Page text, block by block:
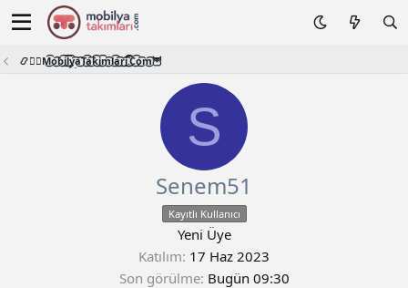
📿🧙‍♂️M͜͡o͜͡b͜͡i͜͡l͜͡y͜͡a͜͡T͜͡a͜͡k͜͡i͜͡m͜͡l͜͡a͜͡r͜͡i͜͡.͜͡C͜͡o͜͡m͜͡🦉
S
Senem51
Kayıtlı Kullanıcı
Yeni Üye
Katılım 17 Haz 2023
Son görülme Bugün 09:30